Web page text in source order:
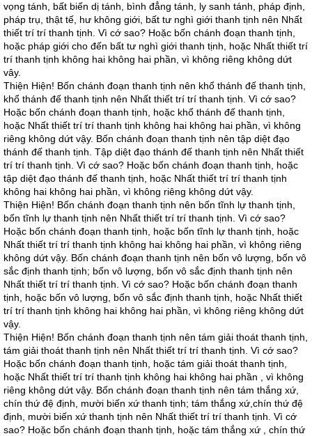
vọng tánh, bất biến dị tánh, bình đẳng tánh, ly sanh tánh, pháp định,
pháp trụ, thật tế, hư không giới, bất tư nghì giới thanh tịnh nên Nhất
thiết trí trí thanh tịnh. Vì cớ sao? Hoặc bốn chánh đoạn thanh tịnh,
hoặc pháp giới cho đến bất tư nghì giới thanh tịnh, hoặc Nhất thiết trí
trí thanh tịnh không hai không hai phần, vì không riêng không dứt
vây.
Thiện Hiện! Bốn chánh đoạn thanh tịnh nên khổ thánh đế thanh tịnh,
khổ thánh đế thanh tịnh nên Nhất thiết trí trí thanh tịnh. Vì cớ sao?
Hoặc bốn chánh đoạn thanh tịnh, hoặc khổ thánh đế thanh tịnh,
hoặc Nhất thiết trí trí thanh tịnh không hai không hai phần, vì không
riêng không dứt vậy. Bốn chánh đoạn thanh tịnh nên tập diệt đạo
thánh đế thanh tịnh. Tập diệt đạo thánh đế thanh tịnh nên Nhất thiết
trí trí thanh tịnh. Vì cớ sao? Hoặc bốn chánh đoạn thanh tịnh, hoặc
tập diệt đạo thánh đế thanh tịnh, hoặc Nhất thiết trí trí thanh tịnh
không hai không hai phần, vì không riêng không dứt vậy.
Thiện Hiện! Bốn chánh đoạn thanh tịnh nên bốn tĩnh lự thanh tịnh,
bốn tĩnh lự thanh tịnh nên Nhất thiết trí trí thanh tịnh. Vì cớ sao?
Hoặc bốn chánh đoạn thanh tịnh, hoặc bốn tĩnh lự thanh tịnh, hoặc
Nhất thiết trí trí thanh tịnh không hai không hai phần, vì không riêng
không dứt vậy. Bốn chánh đoạn thanh tịnh nên bốn vô lượng, bốn vô
sắc định thanh tịnh; bốn vô lượng, bốn vô sắc định thanh tịnh nên
Nhất thiết trí trí thanh tịnh. Vì cớ sao? Hoặc bốn chánh đoạn thanh
tịnh, hoặc bốn vô lượng, bốn vô sắc định thanh tịnh, hoặc Nhất thiết
trí trí thanh tịnh không hai không hai phần, vì không riêng không dứt
vậy.
Thiện Hiện! Bốn chánh đoạn thanh tịnh nên tám giải thoát thanh tịnh,
tám giải thoát thanh tịnh nên Nhất thiết trí trí thanh tịnh. Vì cớ sao?
Hoặc bốn chánh đoạn thanh tịnh, hoặc tám giải thoát thanh tịnh,
hoặc Nhất thiết trí trí thanh tịnh không hai không hai phần , vì không
riêng không dứt vậy. Bốn chánh đoạn thanh tịnh nên tám thắng xứ,
chín thứ đệ định, mười biến xứ thanh tịnh; tám thắng xứ,chín thứ đệ
định, mười biến xứ thanh tịnh nên Nhất thiết trí trí thanh tịnh. Vì cớ
sao? Hoặc bốn chánh đoạn thanh tịnh, hoặc tám thắng xứ , chín thứ